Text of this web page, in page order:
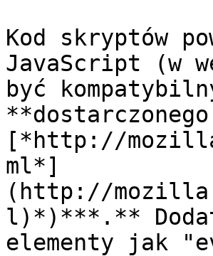
Kod skryptów
JavaScript (w
być
[*http://
ml*]
(http://
l)*)***.**
elementy jak